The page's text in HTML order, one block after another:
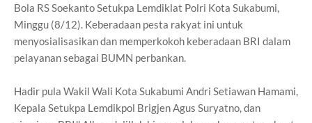
Bola RS Soekanto Setukpa Lemdiklat Polri Kota Sukabumi,
Minggu (8/12). Keberadaan pesta rakyat ini untuk
menyosialisasikan dan memperkokoh keberadaan BRI dalam
pelayanan sebagai BUMN perbankan.
Hadir pula Wakil Wali Kota Sukabumi Andri Setiawan Hamami,
Kepala Setukpa Lemdikpol Brigjen Agus Suryatno, dan